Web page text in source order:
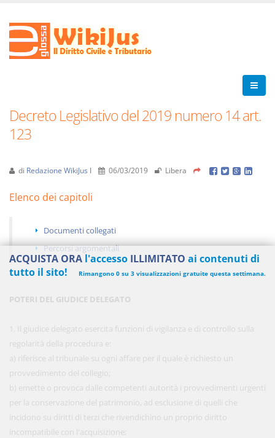
Decreto Legislativo del 2019 numero 14 art.
123
di Redazione WikiJus I 06/03/2019 Libera
Elenco dei capitoli
Documenti collegati
Percorsi argomentali
POTERI DEL GIUDICE DELEGATO
1. Il giudice delegato esercita funzioni di vigilanza e di controllo sulla
regolarità della procedura e:
a) riferisce al tribunale su ogni affare per il quale è richiesto un
provvedimento del collegio;
b) emette o provoca dalle competenti autorità i provvedimenti urgenti
per la conservazione del patrimonio, ad esclusione di quelli che
incidono su diritti di terzi che rivendichino un proprio diritto
incompatibile con l'acquisizione;
ACQUISTA ORA l'accesso ILLIMITATO ai contenuti di
tutto il sito!
Rimangono 0 su 3 visualizzazioni gratuite questa settimana.
450,00 € ANNUALI
Acquista ora